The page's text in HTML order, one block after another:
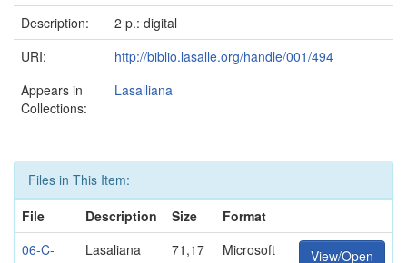
Description:
2 p.: digital
URI:
http://biblio.lasalle.org/handle/001/494
Appears in
Collections:
Lasalliana
Files in This Item:
File
Description Size
Format
06-C-
Lasaliana
71,17
Microsoft
View/Open